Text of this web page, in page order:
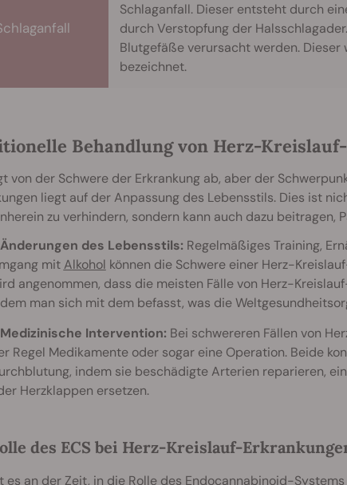
Schlaganfall. Dieser entsteht durch
durch Verstopfung der
Blutgefäße verursacht werden.
bezeichnet.
Behandlung von Herz-
von der Schwere der Erkrankung ab, aber der
liegt auf der Anpassung des Lebensstils. Dies ist
zu verhindern, sondern kann auch dazu beitragen,
Änderungen des Lebensstils: Regelmäßiges Training,
mitAlkohol können die Schwere einer Herz-
angenommen, dass die meisten Fälle von Herz-
man sich mit dem befasst, was die
Medizinische Intervention: Bei schwereren Fällen von
Regel Medikamente oder sogar eine Operation. Beide
indem sie beschädigte Arterien reparieren,
Herzklappen ersetzen.
des ECS bei Herz-Kreislauf-
es an der Zeit, in die Rolle des Endocannabinoid-Systems